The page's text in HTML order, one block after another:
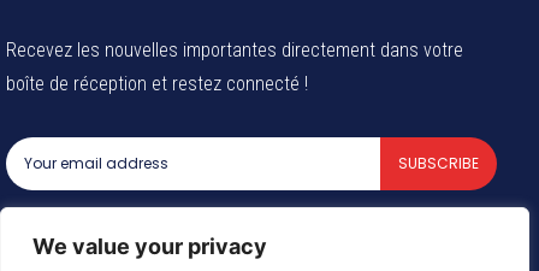
We value your privacy
Recevez les nouvelles importantes directement dans votre
boîte de réception et restez connecté !
SUBSCRIBE